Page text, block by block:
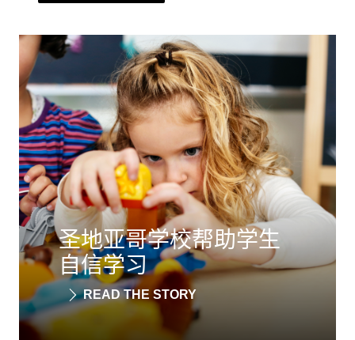
圣地亚哥学校帮助学生
自信学习
READ THE STORY